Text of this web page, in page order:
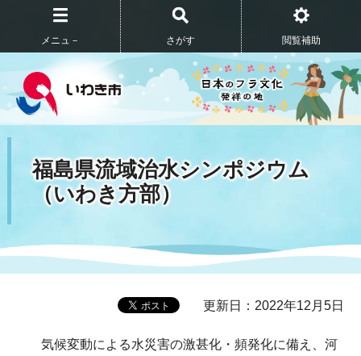
メニュ－ さがす 閲覧補助
福島県流域治水シンポジウム
（いわき方部）
更新日：2022年12月5日
気候変動による水災害の激甚化・頻発化に備え、河